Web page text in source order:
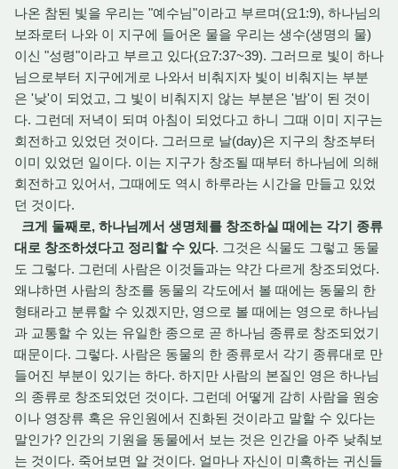
나온 참된 빛을 우리는 "예수님"이라고 부르며(요1:9), 하나님의
보좌로터 나와 이 지구에 들어온 물을 우리는 생수(생명의 물)
이신 "성령"이라고 부르고 있다(요7:37~39). 그러므로 빛이 하나
님으로부터 지구에게로 나와서 비춰지자 빛이 비춰지는 부분
은 '낮'이 되었고, 그 빛이 비춰지지 않는 부분은 '밤'이 된 것이
다. 그런데 저녁이 되며 아침이 되었다고 하니 그때 이미 지구는
회전하고 있었던 것이다. 그러므로 날(day)은 지구의 창조부터
이미 있었던 일이다. 이는 지구가 창조될 때부터 하나님에 의해
회전하고 있어서, 그때에도 역시 하루라는 시간을 만들고 있었
던 것이다.
크게 둘째로, 하나님께서 생명체를 창조하실 때에는 각기 종류
대로 창조하셨다고 정리할 수 있다. 그것은 식물도 그렇고 동물
도 그렇다. 그런데 사람은 이것들과는 약간 다르게 창조되었다.
왜냐하면 사람의 창조를 동물의 각도에서 볼 때에는 동물의 한
형태라고 분류할 수 있겠지만, 영으로 볼 때에는 영으로 하나님
과 교통할 수 있는 유일한 종으로 곧 하나님 종류로 창조되었기
때문이다. 그렇다. 사람은 동물의 한 종류로서 각기 종류대로 만
들어진 부분이 있기는 하다. 하지만 사람의 본질인 영은 하나님
의 종류로 창조되었던 것이다. 그런데 어떻게 감히 사람을 원숭
이나 영장류 혹은 유인원에서 진화된 것이라고 말할 수 있다는
말인가? 인간의 기원을 동물에서 보는 것은 인간을 아주 낮춰보
는 것이다. 죽어보면 알 것이다. 얼마나 자신이 미혹하는 귀신들